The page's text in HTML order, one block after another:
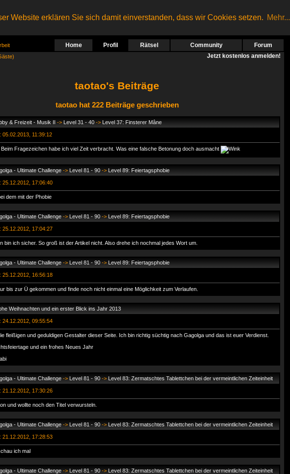
Website erklären Sie sich damit einverstanden, dass wir Cookies setzen. Mehr...
Home Profil Rätsel Community Forum
Jetzt kostenlos anmelden!
taotao's Beiträge
taotao hat 222 Beiträge geschrieben
& Freizeit - Musik II -> Level 31 - 40 -> Level 37: Finsterer Mâne
05.02.2013, 11:39:12
Fragezeichen habe ich viel Zeit verbracht. Was eine falsche Betonung doch ausmacht
- Ultimate Challenge -> Level 81 - 90 -> Level 89: Feiertagsphobie
25.12.2012, 17:06:40
dem mit der Phobie
- Ultimate Challenge -> Level 81 - 90 -> Level 89: Feiertagsphobie
25.12.2012, 17:04:27
bin ich sicher. So groß ist der Artikel nicht. Also drehe ich nochmal jedes Wort um.
- Ultimate Challenge -> Level 81 - 90 -> Level 89: Feiertagsphobie
25.12.2012, 16:56:18
bis zur Ü gekommen und finde noch nicht einmal eine Möglichkeit zum Verlaufen.
Weihnachten und ein erster Blick ins Jahr 2013
24.12.2012, 09:55:54
fleißigen und geduldigen Gestalter dieser Seite. Ich bin richtig süchtig nach Gagolga und das ist euer Verdienst.
und ein frohes Neues Jahr
- Ultimate Challenge -> Level 81 - 90 -> Level 83: Zermatschtes Tablettchen bei der vermeintlichen Zeiteinheit
21.12.2012, 17:30:26
und wollte noch den Titel verwursteln.
- Ultimate Challenge -> Level 81 - 90 -> Level 83: Zermatschtes Tablettchen bei der vermeintlichen Zeiteinheit
21.12.2012, 17:28:53
ich mal
- Ultimate Challenge -> Level 81 - 90 -> Level 83: Zermatschtes Tablettchen bei der vermeintlichen Zeiteinheit